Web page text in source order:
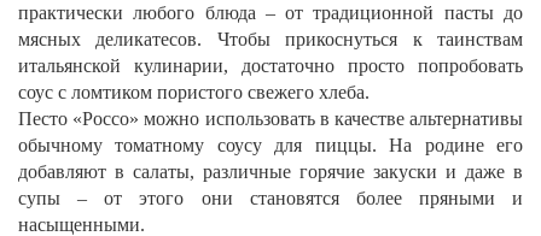
практически любого блюда – от традиционной пасты до
мясных деликатесов. Чтобы прикоснуться к таинствам
итальянской кулинарии, достаточно просто попробовать
соус с ломтиком пористого свежего хлеба.
Песто «Россо» можно использовать в качестве альтернативы
обычному томатному соусу для пиццы. На родине его
добавляют в салаты, различные горячие закуски и даже в
супы – от этого они становятся более пряными и
насыщенными.